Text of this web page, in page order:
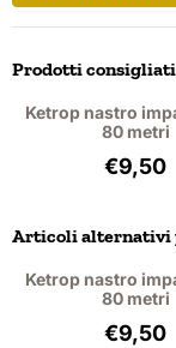
Prodotti
Ketrop nastro
80 metri
€9,50
Articoli alternativi
Ketrop nastro
80 metri
€9,50